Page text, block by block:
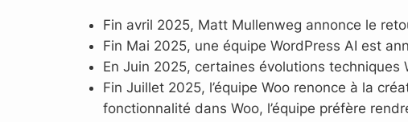
Fin avril 2025, Matt Mullenweg annonce le
Fin Mai 2025, une équipe WordPress AI est
En Juin 2025, certaines évolutions
Fin Juillet 2025, l’équipe Woo renonce à la
fonctionnalité dans Woo, l’équipe préfère